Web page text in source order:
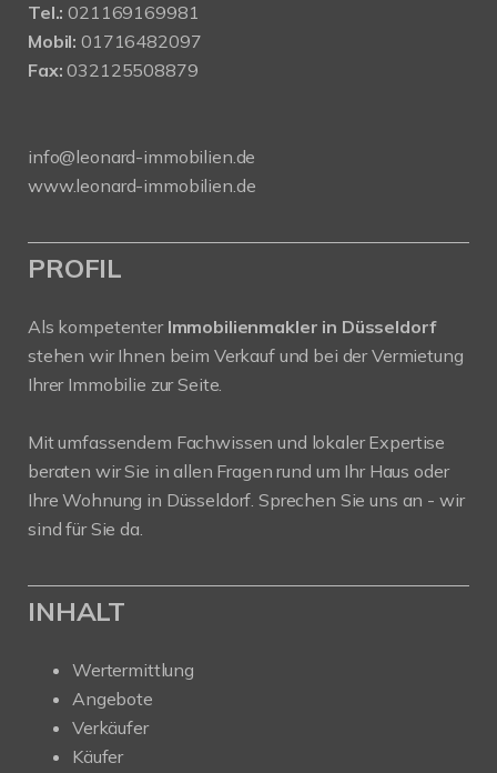
Tel.: 021169169981
Mobil: 01716482097
Fax: 032125508879
info@leonard-immobilien.de
www.leonard-immobilien.de
PROFIL
Als kompetenter Immobilienmakler in Düsseldorf
stehen wir Ihnen beim Verkauf und bei der Vermietung
Ihrer Immobilie zur Seite.
Mit umfassendem Fachwissen und lokaler Expertise
beraten wir Sie in allen Fragen rund um Ihr Haus oder
Ihre Wohnung in Düsseldorf. Sprechen Sie uns an - wir
sind für Sie da.
INHALT
Wertermittlung
Angebote
Verkäufer
Käufer